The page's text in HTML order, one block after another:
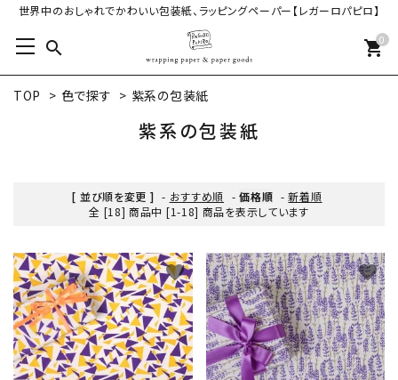
世界中のおしゃれでかわいい包装紙、ラッピングペーパー【レガーロパピロ】
search 0
shopping_cart
TOP > 色で探す > 紫系の包装紙
紫系の包装紙
[ 並び順を変更 ] - おすすめ順 -価格順 -新着順
全 [18] 商品中 [1-18] 商品を表示しています
favorite favorite